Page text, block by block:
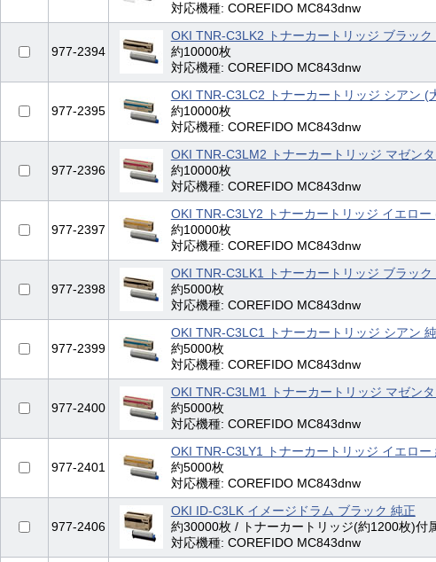
対応機種: COREFIDO MC843dnw
977-2394
OKI TNR-C3LK2 トナーカートリッジ ブラック
約10000枚
対応機種: COREFIDO MC843dnw
977-2395
OKI TNR-C3LC2 トナーカートリッジ シアン (
約10000枚
対応機種: COREFIDO MC843dnw
977-2396
OKI TNR-C3LM2 トナーカートリッジ マゼン
約10000枚
対応機種: COREFIDO MC843dnw
977-2397
OKI TNR-C3LY2 トナーカートリッジ イエロー
約10000枚
対応機種: COREFIDO MC843dnw
977-2398
OKI TNR-C3LK1 トナーカートリッジ ブラック
約5000枚
対応機種: COREFIDO MC843dnw
977-2399
OKI TNR-C3LC1 トナーカートリッジ シアン
約5000枚
対応機種: COREFIDO MC843dnw
977-2400
OKI TNR-C3LM1 トナーカートリッジ マゼン
約5000枚
対応機種: COREFIDO MC843dnw
977-2401
OKI TNR-C3LY1 トナーカートリッジ イエロー
約5000枚
対応機種: COREFIDO MC843dnw
977-2406
OKI ID-C3LK イメージドラム ブラック 純正
約30000枚 / トナーカートリッジ(約1200枚)付
対応機種: COREFIDO MC843dnw